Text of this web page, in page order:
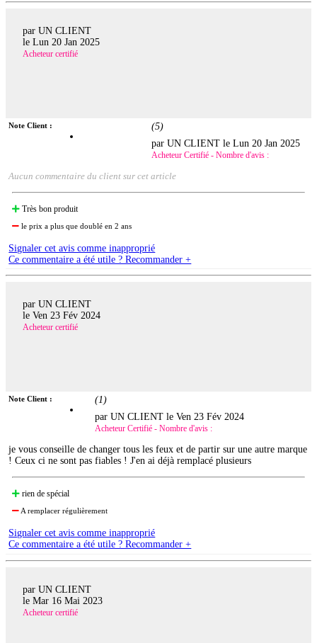
par UN CLIENT
le Lun 20 Jan 2025
Acheteur certifié
Note Client : (5)
par UN CLIENT leLun 20 Jan 2025
Acheteur Certifié - Nombre d'avis :
Aucun commentaire du client sur cet article
Très bon produit
le prix a plus que doublé en 2 ans
Signaler cet avis comme inapproprié
Ce commentaire a été utile ? Recommander +
par UN CLIENT
le Ven 23 Fév 2024
Acheteur certifié
Note Client : (1)
par UN CLIENT leVen 23 Fév 2024
Acheteur Certifié - Nombre d'avis :
je vous conseille de changer tous les feux et de partir sur une autre marque
! Ceux ci ne sont pas fiables ! J'en ai déjà remplacé plusieurs
rien de spécial
A remplacer régulièrement
Signaler cet avis comme inapproprié
Ce commentaire a été utile ? Recommander +
par UN CLIENT
le Mar 16 Mai 2023
Acheteur certifié